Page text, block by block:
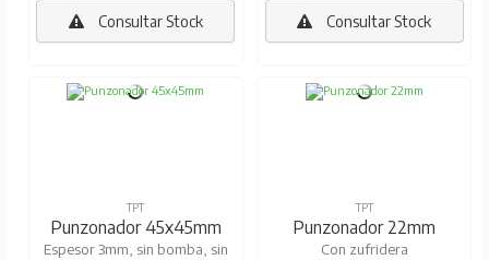
Consultar Stock Consultar Stock
TPT
Punzonador 45x45mm
Espesor 3mm, sin bomba, sin
TPT
Punzonador 22mm
Con zufridera